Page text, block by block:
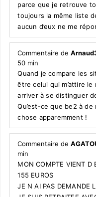
parce que je retrouve
toujours la même liste
aucun d’eux ne me
Commentaire de
50 min
Quand je compare les
être celui qui m’attire
arriver à se distinguer
Qu’est-ce que be2 à
chose apparemment !
Commentaire de
min
MON COMPTE VIENT D
155 EUROS
JE N AI PAS DEMANDE